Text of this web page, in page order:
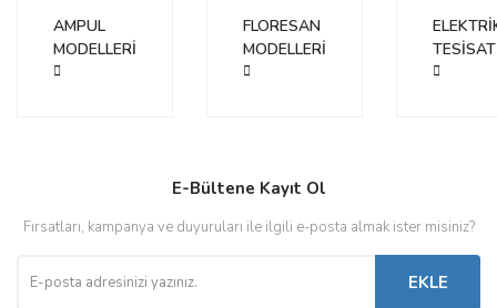
AMPUL
MODELLERİ
FLORESAN
MODELLERİ
TESİSAT
E-Bültene Kayıt Ol
Fırsatları, kampanya ve duyuruları ile ilgili e-posta almak ister misiniz?
EKLE